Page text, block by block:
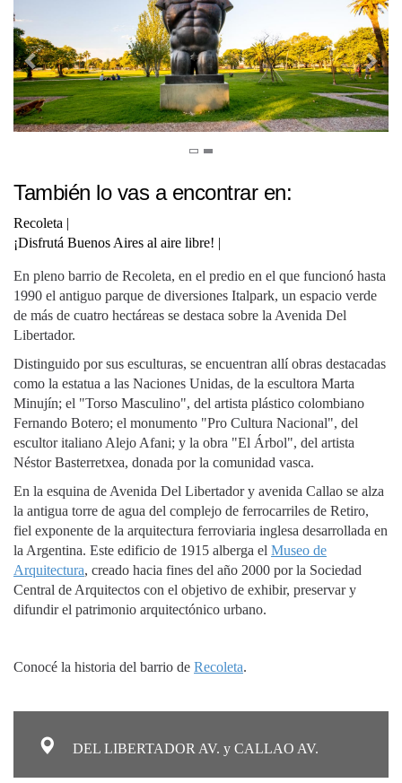
También lo vas a encontrar en:
Recoleta |
¡Disfrutá Buenos Aires al aire libre! |
En pleno barrio de Recoleta, en el predio en el que funcionó hasta
1990 el antiguo parque de diversiones Italpark, un espacio verde
de más de cuatro hectáreas se destaca sobre la Avenida Del
Libertador.
Distinguido por sus esculturas, se encuentran allí obras destacadas
como la estatua a las Naciones Unidas, de la escultora Marta
Minujín; el "Torso Masculino", del artista plástico colombiano
Fernando Botero; el monumento "Pro Cultura Nacional", del
escultor italiano Alejo Afani; y la obra "El Árbol", del artista
Néstor Basterretxea, donada por la comunidad vasca.
En la esquina de Avenida Del Libertador y avenida Callao se alza
la antigua torre de agua del complejo de ferrocarriles de Retiro,
fiel exponente de la arquitectura ferroviaria inglesa desarrollada en
la Argentina. Este edificio de 1915 alberga el Museo de
Arquitectura, creado hacia fines del año 2000 por la Sociedad
Central de Arquitectos con el objetivo de exhibir, preservar y
difundir el patrimonio arquitectónico urbano.
Conocé la historia del barrio de Recoleta.
DEL LIBERTADOR AV. y CALLAO AV.